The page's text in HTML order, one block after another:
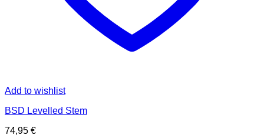
Add to wishlist
BSD Levelled Stem
74,95 €